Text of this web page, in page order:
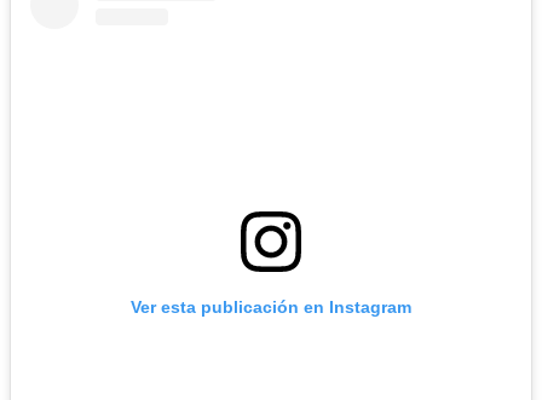
Ver esta publicación en Instagram